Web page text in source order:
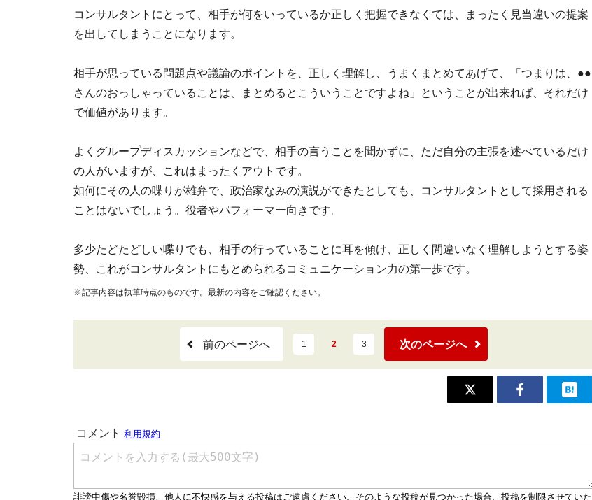
コンサルタントにとって、相手が何をいっているか正しく把握できなくては、まったく見当違いの提案
を出してしまうことになります。
相手が思っている問題点や議論のポイントを、正しく理解し、うまくまとめてあげて、「つまりは、●●
さんのおっしゃっていることは、まとめるとこういうことですよね」ということが出来れば、それだけ
で価値があります。
よくグループディスカッションなどで、相手の言うことを聞かずに、ただ自分の主張を述べているだけ
の人がいますが、これはまったくアウトです。
如何にその人の喋りが雄弁で、政治家なみの演説ができたとしても、コンサルタントとして採用される
ことはないでしょう。役者やパフォーマー向きです。
多少たどたどしい喋りでも、相手の行っていることに耳を傾け、正しく間違いなく理解しようとする姿
勢、これがコンサルタントにもとめられるコミュニケーション力の第一歩です。
※記事内容は執筆時点のものです。最新の内容をご確認ください。
前のページへ 1 2 3 次のページへ